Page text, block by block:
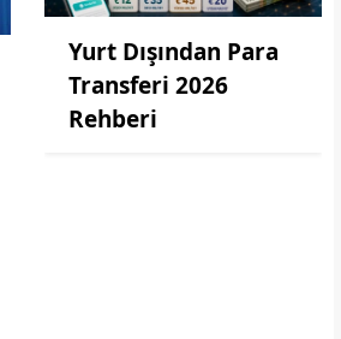
Yurt Dışından Para
Transferi 2026
Rehberi